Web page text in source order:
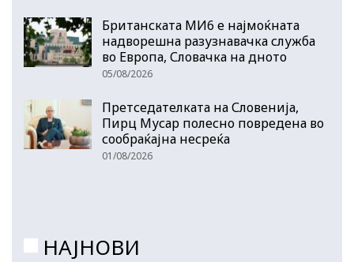
Британската МИ6 е најмоќната
надворешна разузнавачка служба
во Европа, Словачка на дното
05/08/2026
Претседателката на Словенија,
Пирц Мусар полесно повредена во
сообраќајна несреќа
01/08/2026
НАЈНОВИ